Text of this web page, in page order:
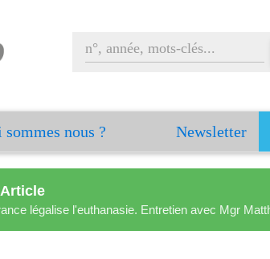
sommes nous ? Newsletter
Article
légalise l'euthanasie. Entretien avec Mgr